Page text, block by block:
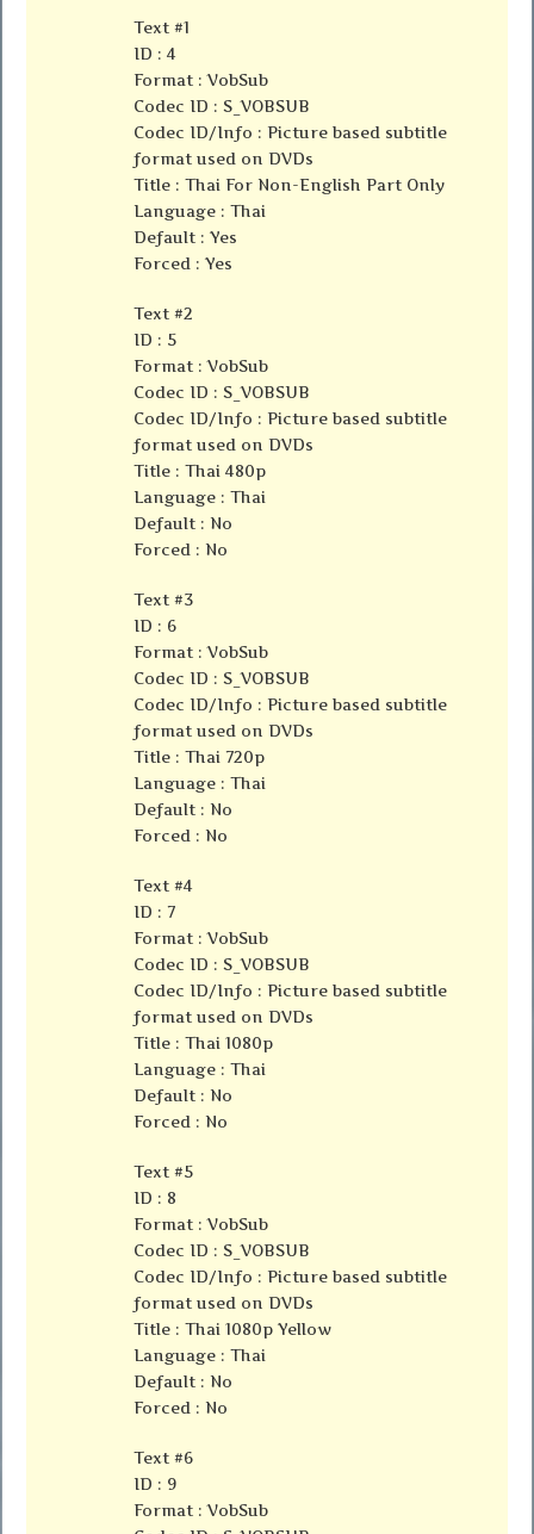
Text #1
ID : 4
Format : VobSub
Codec ID : S_VOBSUB
Codec ID/Info : Picture based subtitle
format used on DVDs
Title : Thai For Non-English Part Only
Language : Thai
Default : Yes
Forced : Yes
Text #2
ID : 5
Format : VobSub
Codec ID : S_VOBSUB
Codec ID/Info : Picture based subtitle
format used on DVDs
Title : Thai 480p
Language : Thai
Default : No
Forced : No
Text #3
ID : 6
Format : VobSub
Codec ID : S_VOBSUB
Codec ID/Info : Picture based subtitle
format used on DVDs
Title : Thai 720p
Language : Thai
Default : No
Forced : No
Text #4
ID : 7
Format : VobSub
Codec ID : S_VOBSUB
Codec ID/Info : Picture based subtitle
format used on DVDs
Title : Thai 1080p
Language : Thai
Default : No
Forced : No
Text #5
ID : 8
Format : VobSub
Codec ID : S_VOBSUB
Codec ID/Info : Picture based subtitle
format used on DVDs
Title : Thai 1080p Yellow
Language : Thai
Default : No
Forced : No
Text #6
ID : 9
Format : VobSub